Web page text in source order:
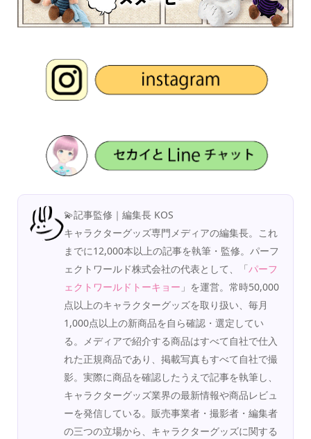
💫記事監修｜編集長 KOS
キャラクターグッズ専門メディアの編集長。これ
までに12,000本以上の記事を執筆・監修。パーフ
ェクトワールド株式会社の代表として、「パーフ
ェクトワールドトーキョー 」を運営。常時50,000
点以上のキャラクターグッズを取り扱い、毎月
1,000点以上の新商品を自ら確認・選定してい
る。メディアで紹介する商品はすべて自社で仕入
れた正規商品であり、掲載写真もすべて自社で撮
影。実際に商品を確認したうえで記事を執筆し、
キャラクターグッズ業界の最新情報や商品レビュ
ーを発信している。販売事業者・撮影者・編集者
の三つの立場から、キャラクターグッズに関する